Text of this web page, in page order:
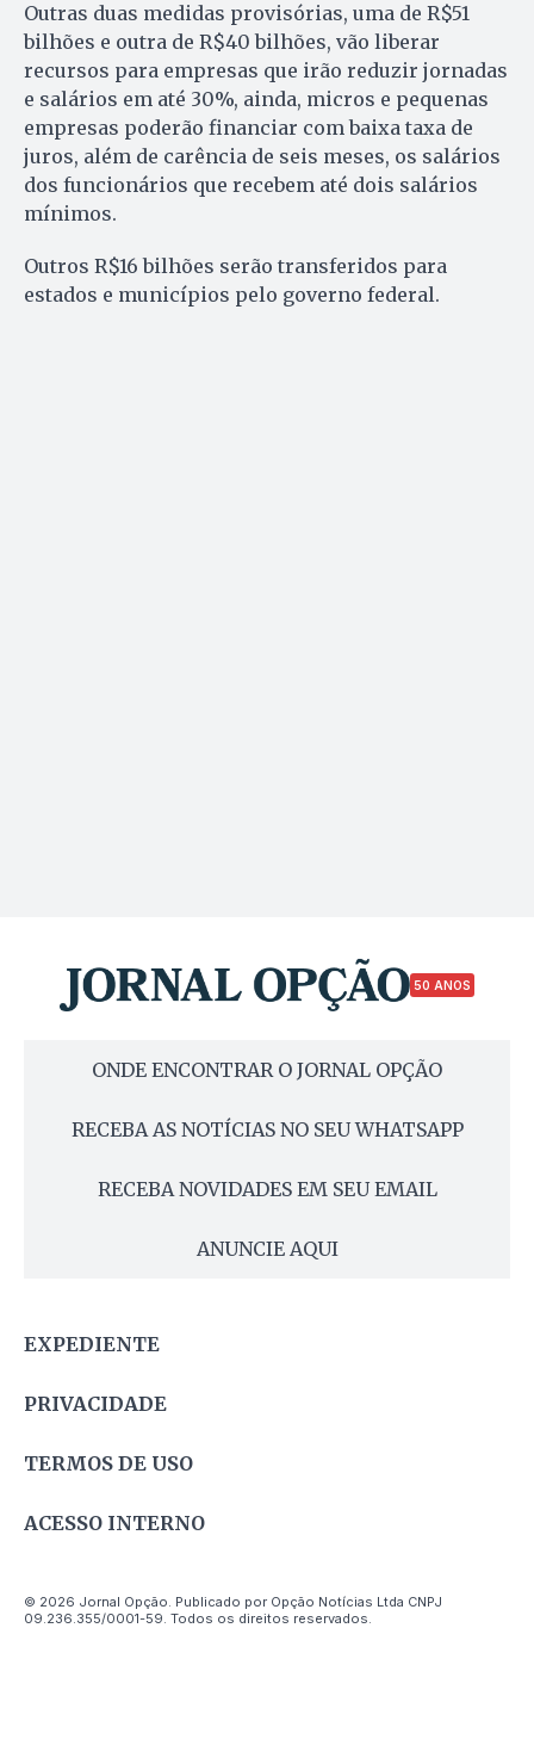
Outras duas medidas provisórias, uma de R$51
bilhões e outra de R$40 bilhões, vão liberar
recursos para empresas que irão reduzir jornadas
e salários em até 30%, ainda, micros e pequenas
empresas poderão financiar com baixa taxa de
juros, além de carência de seis meses, os salários
dos funcionários que recebem até dois salários
mínimos.
Outros R$16 bilhões serão transferidos para
estados e municípios pelo governo federal.
50 ANOS
ONDE ENCONTRAR O JORNAL OPÇÃO
RECEBA AS NOTÍCIAS NO SEU WHATSAPP
RECEBA NOVIDADES EM SEU EMAIL
ANUNCIE AQUI
EXPEDIENTE
PRIVACIDADE
TERMOS DE USO
ACESSO INTERNO
© 2026 Jornal Opção. Publicado por Opção Notícias Ltda CNPJ
09.236.355/0001-59. Todos os direitos reservados.